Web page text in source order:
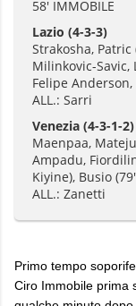
58' IMMOBILE
Lazio (4-3-3)
Strakosha, Patric
Milinkovic-Savic,
Felipe
ALL.: Sarri
Venezia (4-3-1-2)
Maenpaa,
Ampadu,
Kiyine), Busio
ALL.: Zanetti
Primo tempo
Ciro Immobile prima